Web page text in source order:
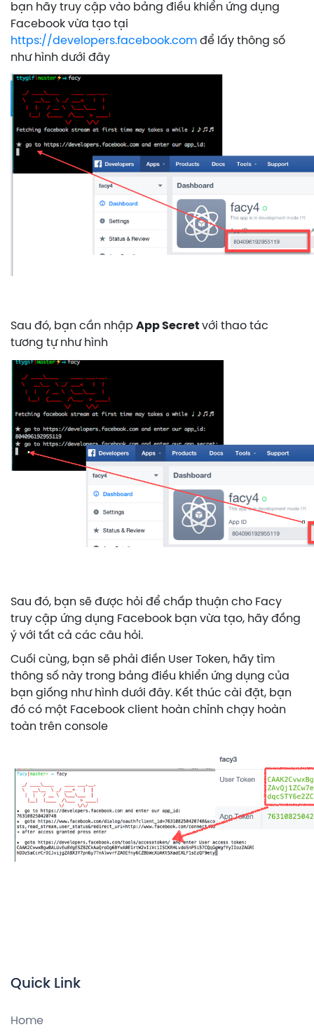
bạn hãy truy cập vào bảng điều khiển ứng dụng
Facebook vừa tạo tại
https://developers.facebook.com để lấy thông số
như hình dưới đây
Sau đó, bạn cần nhập App Secret với thao tác
tương tự như hình
Sau đó, bạn sẽ được hỏi để chấp thuận cho Facy
truy cập ứng dụng Facebook bạn vừa tạo, hãy đồng
ý với tất cả các câu hỏi.
Cuối cùng, bạn sẽ phải điền User Token, hãy tìm
thông số này trong bảng điều khiển ứng dụng của
bạn giống như hình dưới đây. Kết thúc cài đặt, bạn
đó có một Facebook client hoàn chỉnh chạy hoàn
toàn trên console
Quick Link
Home